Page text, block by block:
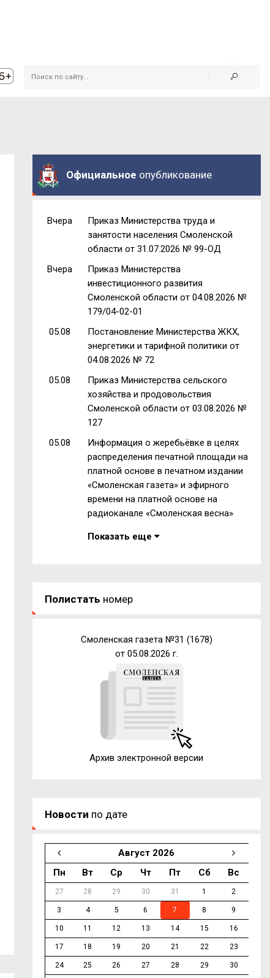
Официальное опубликование
Вчера
Приказ Министерства труда и
занятости населения Смоленской
области от 31.07.2026 № 99-ОД
Вчера
Приказ Министерства
инвестиционного развития
Смоленской области от 04.08.2026 №
179/04-02-01
05.08
Постановление Министерства ЖКХ,
энергетики и тарифной политики от
04.08.2026 № 72
05.08
Приказ Министерства сельского
хозяйства и продовольствия
Смоленской области от 03.08.2026 №
127
05.08
Информация о жеребьёвке в целях
распределения печатной площади на
платной основе в печатном издании
«Смоленская газета» и эфирного
времени на платной основе на
радиоканале «Смоленская весна»
Показать еще
Полистать номер
Смоленская газета №31 (1678)
от 05.08.2026 г.
Архив электронной версии
Новости по дате
Август 2026
Пн
Вт Ср Чт Пт Сб Вс
27 28 29 30 31 1 2
3 4 5 6 7 8 9
10 11 12 13 14 15 16
17 18 19 20 21 22 23
24 25 26 27 28 29 30